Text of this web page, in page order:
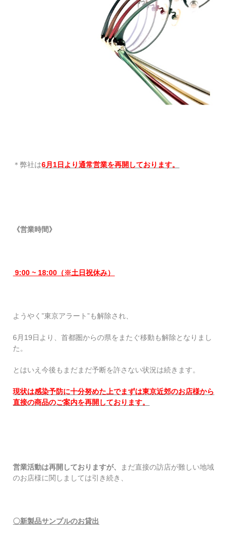
＊弊社は6月1日より通常営業を再開しております。
《営業時間》
9:00 ~ 18:00 （※土日祝休み）
ようやく”東京アラート”も解除され、
6月19日より、首都圏からの県をまたぐ移動も解除となりまし
た。
とはいえ今後もまだまだ予断を許さない状況は続きます。
現状は感染予防に十分努めた上でまずは東京近郊のお店様から
直接の商品のご案内を再開しております。
営業活動は再開しておりますが、
まだ直接の訪店が難しい地域
のお店様に関しましては引き続き、
〇新製品サンプルのお貸出